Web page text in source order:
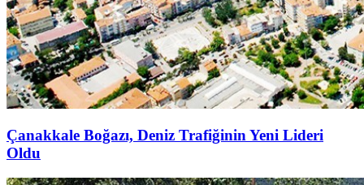
Çanakkale Boğazı, Deniz Trafiğinin Yeni Lideri
Oldu